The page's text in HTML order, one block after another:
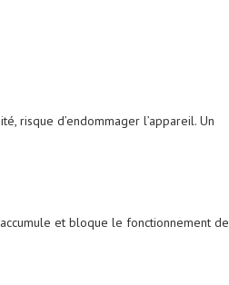
risque d’endommager l’appareil. Un
et bloque le fonctionnement de